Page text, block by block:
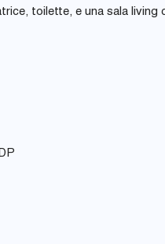
toilette, e una sala living